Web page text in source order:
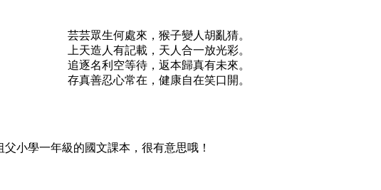
芸芸眾生何處來，猴子變人胡亂猜。
上天造人有記載，天人合一放光彩。
追逐名利空等待，返本歸真有未來。
存真善忍心常在，健康自在笑口開。
小學一年級的國文課本，很有意思哦！